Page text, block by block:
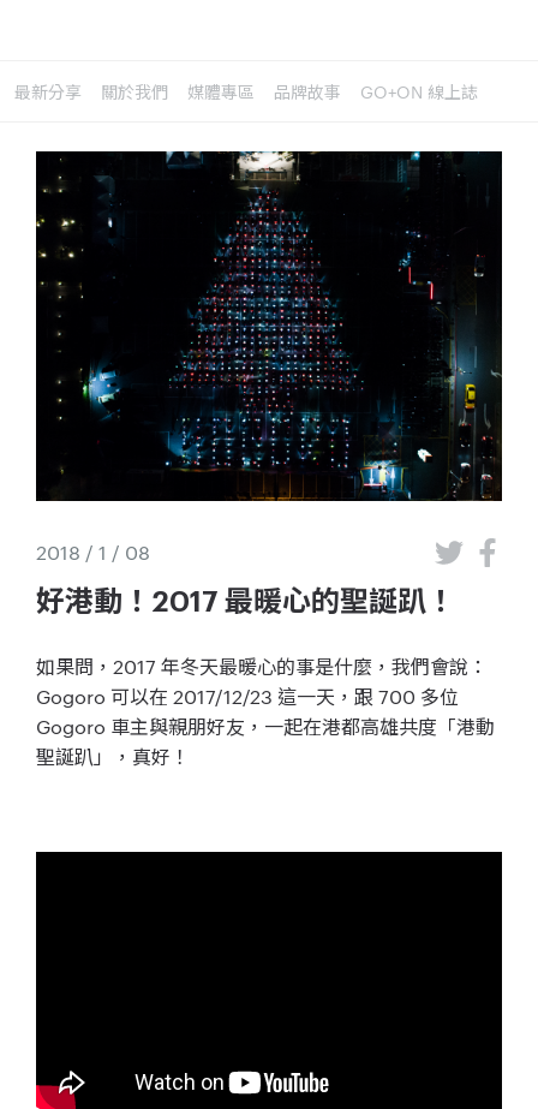
最新分享 關於我們 媒體專區 品牌故事 GO+ON 線上誌
2018 / 1 / 08
好港動！2017 最暖心的聖誕趴！
如果問，2017 年冬天最暖心的事是什麼，我們會說：
Gogoro 可以在 2017/12/23 這一天， 跟 700 多位
Gogoro 車主與親朋好友，一起在港都高雄共度「港動
聖誕趴」，真好！